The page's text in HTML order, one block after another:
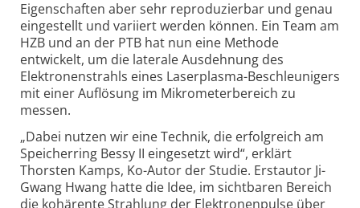
Eigenschaften aber sehr reproduzierbar und genau
eingestellt und variiert werden können. Ein Team am
HZB und an der PTB hat nun eine Methode
entwickelt, um die laterale Ausdehnung des
Elektronen­strahls eines Laserplasma-Beschleunigers
mit einer Auflösung im Mikrometer­bereich zu
messen.
„Dabei nutzen wir eine Technik, die erfolgreich am
Speicherring Bessy II eingesetzt wird“, erklärt
Thorsten Kamps, Ko-Autor der Studie. Erstautor Ji-
Gwang Hwang hatte die Idee, im sichtbaren Bereich
die kohärente Strahlung der Elektronenpulse über